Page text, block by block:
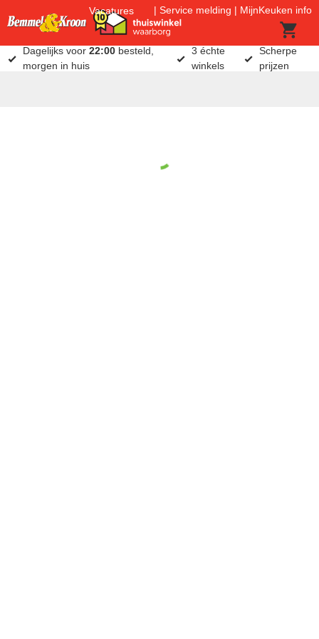
Vacatures Service melding MijnKeuken info
Dagelijks voor22:00 besteld,
morgen in huis
3 échte
winkels
Scherpe
prijzen